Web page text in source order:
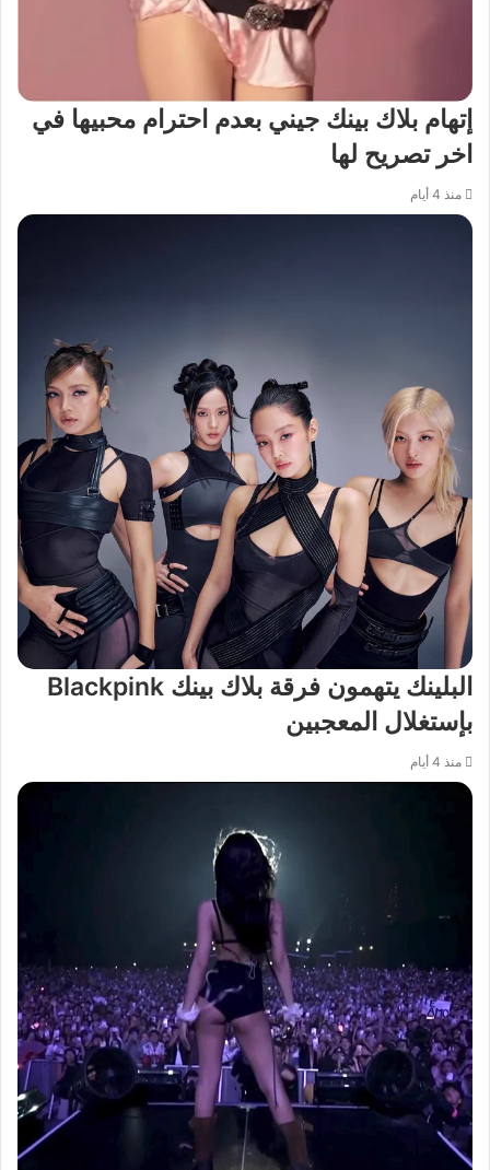
إتهام بلاك بينك جيني بعدم احترام محبيها في
اخر تصريح لها
منذ 4 أيام
البلينك يتهمون فرقة بلاك بينك Blackpink
بإستغلال المعجبين
منذ 4 أيام